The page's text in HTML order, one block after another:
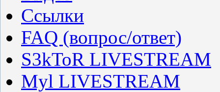
Ссылки
FAQ (вопрос/ответ)
S3kToR LIVESTREAM
Myl LIVESTREAM